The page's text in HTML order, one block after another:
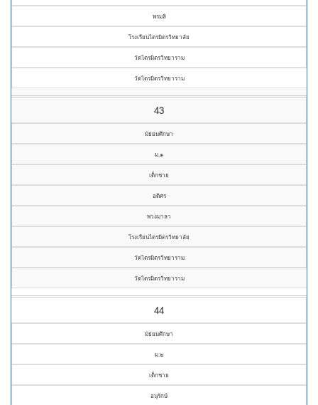
พรมลิ
โรงเรียนไตรมิตรวิทยาลัย
วัดไตรมิตรวิทยาราม
วัดไตรมิตรวิทยาราม
43
มัธยมศึกษา
ม.๑
เด็กชาย
อดิศร
พวงมาลา
โรงเรียนไตรมิตรวิทยาลัย
วัดไตรมิตรวิทยาราม
วัดไตรมิตรวิทยาราม
44
มัธยมศึกษา
ม.๒
เด็กชาย
อนุรักษ์